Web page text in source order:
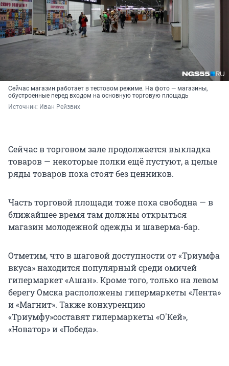
Сейчас магазин работает в тестовом режиме. На фото — магазины,
обустроенные перед входом на основную торговую площадь
Источник: Иван Рейзвих
Сейчас в торговом зале продолжается выкладка
товаров — некоторые полки ещё пустуют, а целые
ряды товаров пока стоят без ценников.
Часть торговой площади тоже пока свободна — в
ближайшее время там должны открыться
магазин молодежной одежды и шаверма-бар.
Отметим, что в шаговой доступности от «Триумфа
вкуса» находится популярный среди омичей
гипермаркет «Ашан». Кроме того, только на левом
берегу Омска расположены гипермаркеты «Лента»
и «Магнит». Также конкуренцию
«Триумфу»составят гипермаркеты «О'Кей»,
«Новатор» и «Победа».